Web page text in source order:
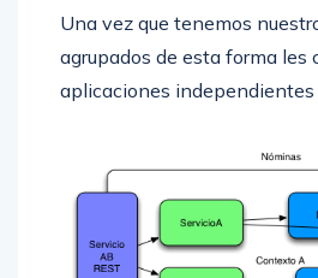
Una vez que tenemos
agrupados de esta forma les
aplicaciones independientes .